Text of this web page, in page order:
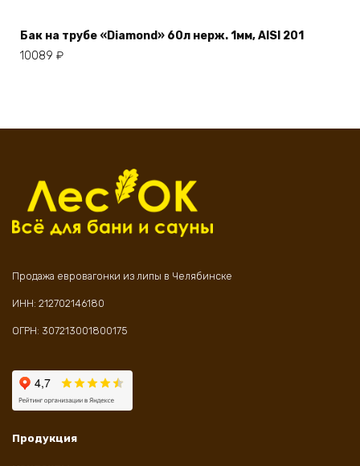
Бак на трубе «Diamond» 60л нерж. 1мм, AISI 201
10089 ₽
Продажа евровагонки из липы в Челябинске
ИНН: 212702146180
ОГРН: 307213001800175
Продукция